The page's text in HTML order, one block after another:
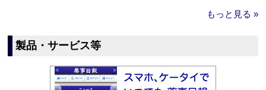
もっと見る »
製品・サービス等